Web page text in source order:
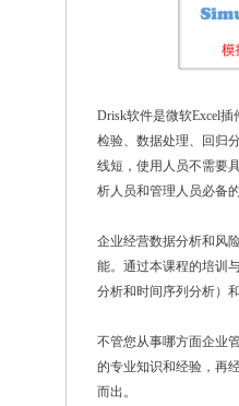
Drisk软件是微软Excel
检验、数据处理、回归
线短，使用人员不需要
析人员和管理人员必备
企业经营数据分析和风
能。通过本课程的培训
分析和时间序列分析）
不管您从事哪方面企业
的专业知识和经验，再
而出。